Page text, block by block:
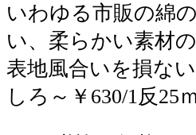
いわゆる市販の綿
い、柔らかい素材
表地風合いを損な
しろ～￥630/1反25